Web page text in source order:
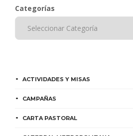
Categorías
ACTIVIDADES Y MISAS
CAMPAÑAS
CARTA PASTORAL